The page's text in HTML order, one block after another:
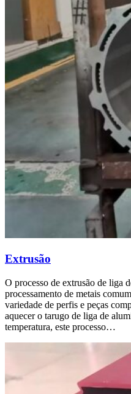
Extrusão
O processo de extrusão de liga
processamento de metais
variedade de perfis e peças
aquecer o tarugo de liga de
temperatura, este processo…